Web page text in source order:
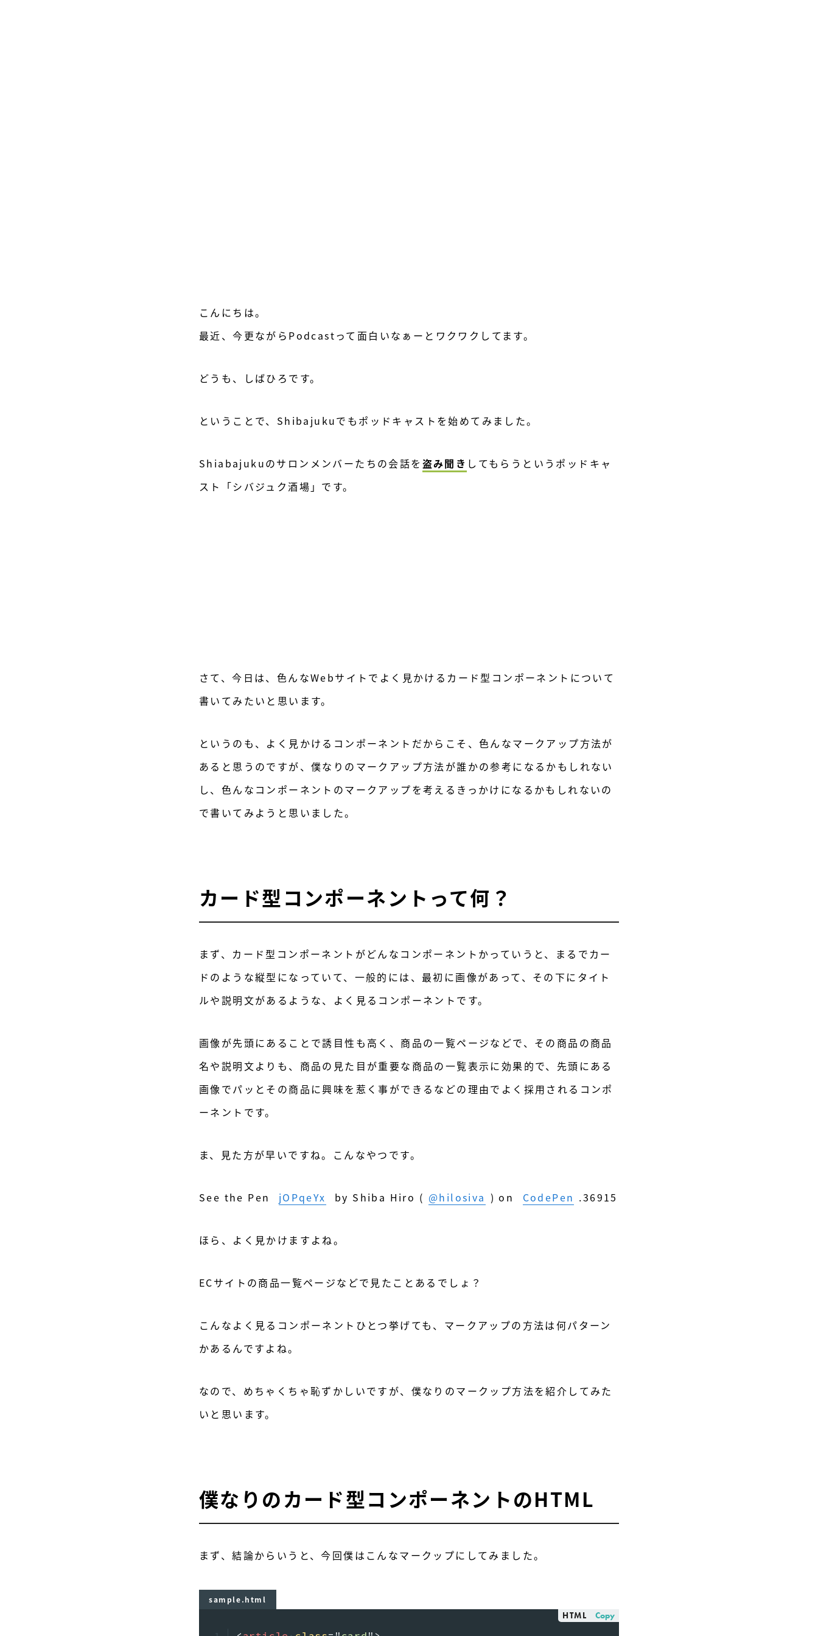
こんにちは。
最近、今更ながらPodcastって面白いなぁーとワクワクしてます。
どうも、しばひろです。
ということで、Shibajukuでもポッドキャストを始めてみました。
Shiabajukuのサロンメンバーたちの会話を 盗み聞き してもらうというポッドキャ
スト「シバジュク酒場」です。
さて、今日は、色んなWebサイトでよく見かけるカード型コンポーネントについて
書いてみたいと思います。
というのも、よく見かけるコンポーネントだからこそ、色んなマークアップ方法が
あると思うのですが、僕なりのマークアップ方法が誰かの参考になるかもしれない
し、色んなコンポーネントのマークアップを考えるきっかけになるかもしれないの
で書いてみようと思いました。
カード型コンポーネントって何？
まず、カード型コンポーネントがどんなコンポーネントかっていうと、まるでカー
ドのような縦型になっていて、一般的には、最初に画像があって、その下にタイト
ルや説明文があるような、よく見るコンポーネントです。
画像が先頭にあることで誘目性も高く、商品の一覧ページなどで、その商品の商品
名や説明文よりも、商品の見た目が重要な商品の一覧表示に効果的で、先頭にある
画像でパッとその商品に興味を惹く事ができるなどの理由でよく採用されるコンポ
ーネントです。
ま、見た方が早いですね。こんなやつです。
See the Pen jOPqeYx by Shiba Hiro ( @hilosiva ) on CodePen .36915
ほら、よく見かけますよね。
ECサイトの商品一覧ページなどで見たことあるでしょ？
こんなよく見るコンポーネントひとつ挙げても、マークアップの方法は何パターン
かあるんですよね。
なので、めちゃくちゃ恥ずかしいですが、僕なりのマークップ方法を紹介してみた
いと思います。
僕なりのカード型コンポーネントのHTML
まず、結論からいうと、今回僕はこんなマークップにしてみました。
sample.html
HTML Copy